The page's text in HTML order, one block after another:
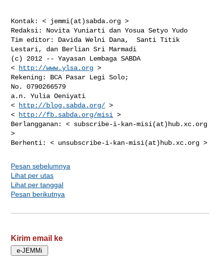
http://www.ylsa.org >
Rekening: BCA Pasar Legi Solo;
No. 0790266579
a.n. Yulia Oeniyati
<
http://blog.sabda.org/ >
<
http://fb.sabda.org/misi >
Berlangganan: < subscribe-i-kan-misi(at)hub.xc.org
>
Pesan sebelumnya
Lihat per utas
Lihat per tanggal
Pesan berikutnya
Kirim email ke